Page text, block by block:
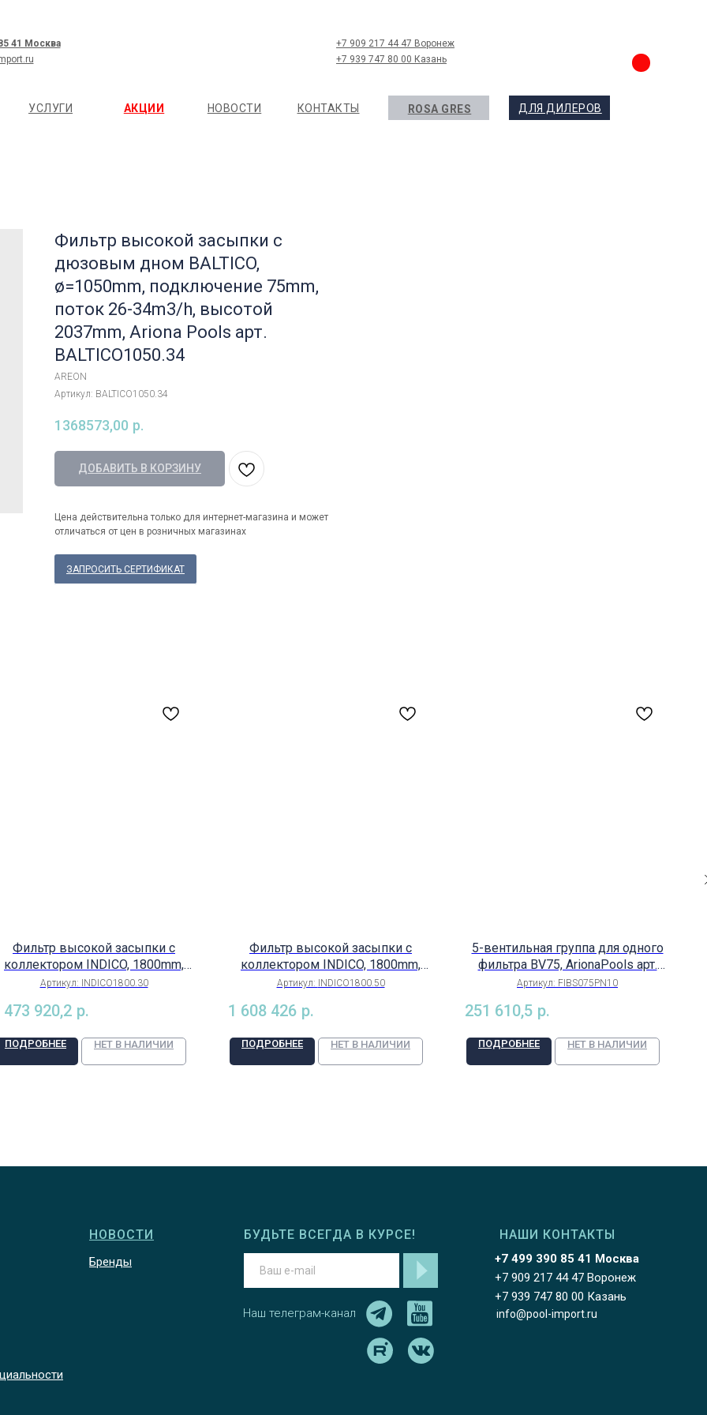
АКЦИИ НОВОСТИ КОНТАКТЫ ДЛЯ ДИЛЕРОВ
ROSA GRES
УСЛУГИ
41 Москва
+7 939 747 80 00 Казань
+7 909 217 44 47 Воронеж
Фильтр высокой засыпки с
дюзовым дном BALTICO,
ø=1050mm, подключение 75mm,
поток 26-34m3/h, высотой
2037mm, Ariona Pools арт.
BALTICO1050.34
AREON
Артикул: BALTICO1050.34
1368573,00 р.
ДОБАВИТЬ В КОРЗИНУ
Цена действительна только для интернет-магазина и может
отличаться от цен в розничных магазинах
ЗАПРОСИТЬ СЕРТИФИКАТ
Фильтр высокой засыпки с
коллектором INDICO, 1800mm,
подключение 110mm, поток
Pools (Испания), арт.
Артикул: INDICO1800.30
473 920,2 р.
ПОДРОБНЕЕ НЕТ В НАЛИЧИИ
Фильтр высокой засыпки с
коллектором INDICO, 1800mm,
подключение 140mm, поток
Pools (Испания), арт.
Артикул: INDICO1800.50
1 608 426 р.
ПОДРОБНЕЕ НЕТ В НАЛИЧИИ
5-вентильная группа для одного
фильтра BV75, ArionaPools арт.
FIBS075PN10
Артикул: FIBS075PN10
251 610,5 р.
ПОДРОБНЕЕ НЕТ В НАЛИЧИИ
НОВОСТИ
Бренды
Наш телеграм-канал
БУДЬТЕ ВСЕГДА В КУРСЕ!
+7 499 390 85 41 Москва
НАШИ КОНТАКТЫ
+7 909 217 44 47 Воронеж
+7 939 747 80 00 Казань
info@pool-import.ru